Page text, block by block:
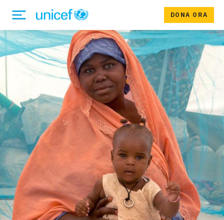
DONA ORA